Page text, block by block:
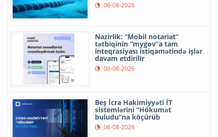
06-08-2026
Nazirlik: “Mobil notariat”
tətbiqinin “mygov”a tam
inteqrasiyası istiqamətində işlər
davam etdirilir
06-08-2026
Beş İcra Hakimiyyəti İT
sistemlərini “Hökumət
buludu”na köçürüb
06-08-2026